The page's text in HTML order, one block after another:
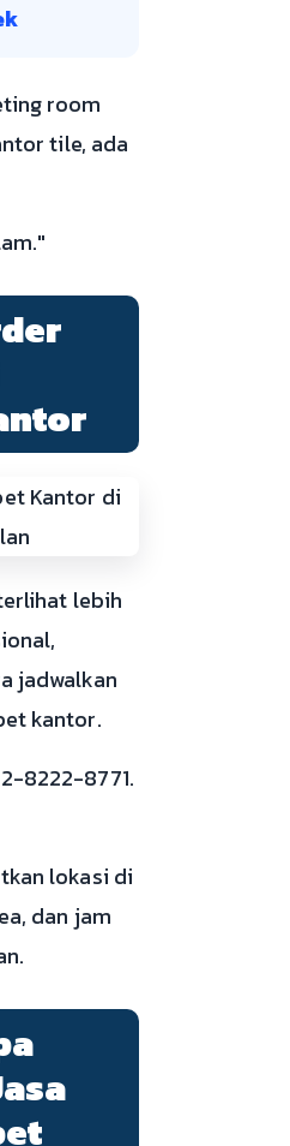
room
tile, ada
lebih
jadwalkan
kantor.
8222-8771.
lokasi di
dan jam